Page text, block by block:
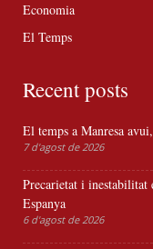
Economia
El Temps
Recent posts
El temps a Manresa
7 d'agost de 2026
Precarietat i
Espanya
6 d'agost de 2026